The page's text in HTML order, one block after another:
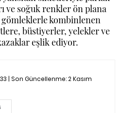
ve soğuk renkler ön plana
gömleklerle kombinlenen
büstiyerler, yelekler ve
eşlik ediyor.
| Son Güncellenme:2 Kasım